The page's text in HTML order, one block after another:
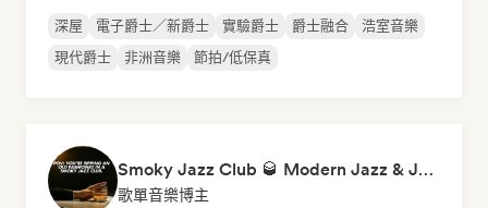
深屋 電子爵士／新爵士 實驗爵士 爵士融合
浩室音樂
現代爵士
非洲音樂 節拍/低保真
Smoky Jazz Club 🥃 Modern Jazz & Jazz Fusion to Sip an Old Fashioned to
歌單音樂博主